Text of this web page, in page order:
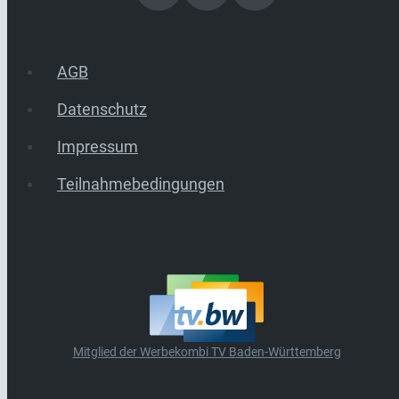
AGB
Datenschutz
Impressum
Teilnahmebedingungen
Mitglied der Werbekombi TV Baden-Württemberg